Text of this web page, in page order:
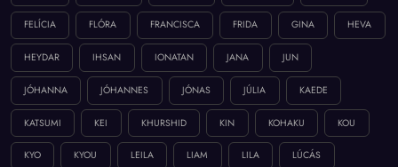
FELÍCIA FLÓRA FRANCISCA FRIDA GINA HEVA
HEYDAR IHSAN IONATAN JANA JUN
JÓHANNA JÓHANNES JÓNAS JÚLIA KAEDE
KATSUMI KEI KHURSHID KIN KOHAKU KOU
KYO KYOU LEILA LIAM LILA LÚCÁS